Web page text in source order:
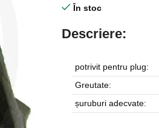
În stoc
Descriere:
potrivit pentru plug:
Greutate:
șuruburi adecvate: